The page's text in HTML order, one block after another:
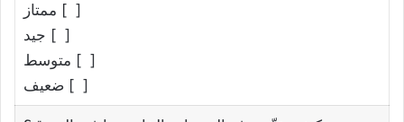
[ ] ممتاز
[ ] جيد
[ ] متوسط
[ ] ضعيف